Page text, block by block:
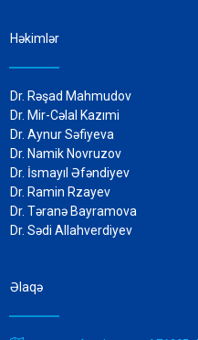
Həkimlər
Dr. Rəşad Mahmudov
Dr. Mir-Cəlal Kazımi
Dr. Aynur Səfiyeva
Dr. Namik Novruzov
Dr. İsmayıl Əfəndiyev
Dr. Ramin Rzayev
Dr. Təranə Bayramova
Dr. Sədi Allahverdiyev
Əlaqə